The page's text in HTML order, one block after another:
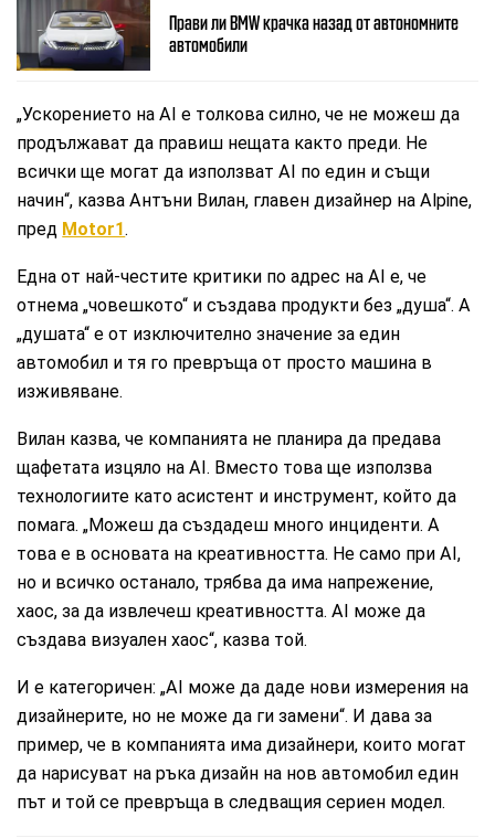
Прави ли BMW крачка назад от автономните
автомобили
„Ускорението на AI е толкова силно, че не можеш да
продължават да правиш нещата както преди. Не
всички ще могат да използват AI по един и същи
начин“, казва Антъни Вилан, главен дизайнер на Alpine,
пред Motor1.
Една от най-честите критики по адрес на AI е, че
отнема „човешкото“ и създава продукти без „душа“. А
„душата“ е от изключително значение за един
автомобил и тя го превръща от просто машина в
изживяване.
Вилан казва, че компанията не планира да предава
щафетата изцяло на AI. Вместо това ще използва
технологиите като асистент и инструмент, който да
помага. „Можеш да създадеш много инциденти. А
това е в основата на креативността. Не само при AI,
но и всичко останало, трябва да има напрежение,
хаос, за да извлечеш креативността. AI може да
създава визуален хаос“, казва той.
И е категоричен: „AI може да даде нови измерения на
дизайнерите, но не може да ги замени“. И дава за
пример, че в компанията има дизайнери, които могат
да нарисуват на ръка дизайн на нов автомобил един
път и той се превръща в следващия сериен модел.